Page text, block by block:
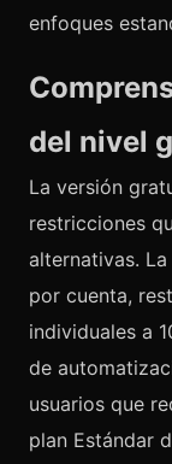
enfoques
del nivel
La versión
restricciones
alternativas.
por cuenta,
individuales a
de
usuarios que
plan Estándar